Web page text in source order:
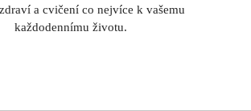
a cvičení co nejvíce k vašemu
každodennímu životu.